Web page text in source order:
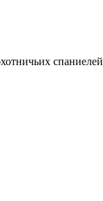
спаниелей